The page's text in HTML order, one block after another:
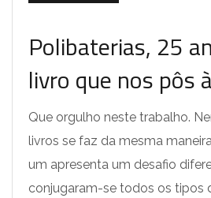
Polibaterias, 25
livro que nos pôs
Que orgulho neste trabalho.
livros se faz da mesma
um apresenta um desafio
conjugaram-se todos os tipos